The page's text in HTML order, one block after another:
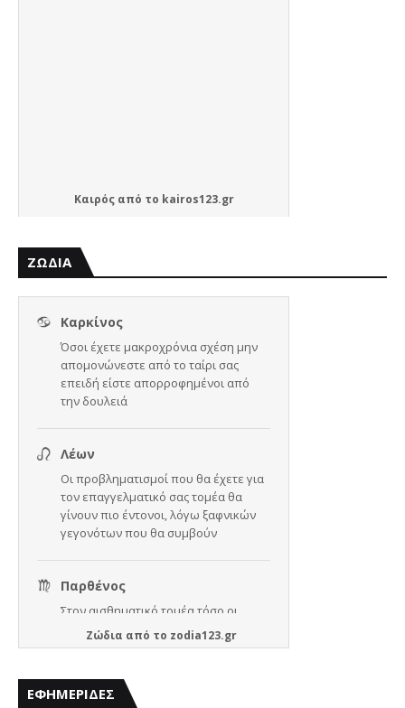
Καιρόςαπό το kairos123.gr
ΖΩΔΙΑ
Ζώδια από το zodia123.gr
ΕΦΗΜΕΡΙΔΕΣ